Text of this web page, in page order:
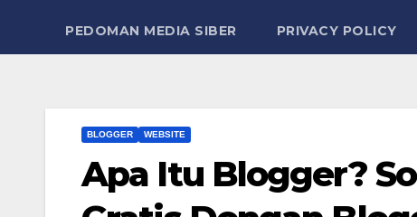
PEDOMAN MEDIA SIBER PRIVACY POLICY
BLOGGER WEBSITE
Apa Itu Blogger?